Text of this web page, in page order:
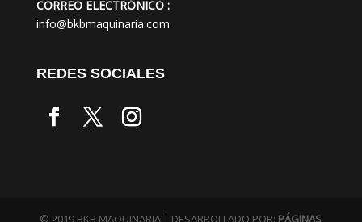
CORREO ELECTRÓNICO :
info@bkbmaquinaria.com
REDES SOCIALES
© 2019 BKB MAQUINARIA | DESARROLLADO POR: PÁGINAS